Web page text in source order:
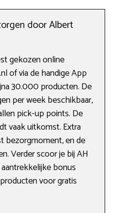
door Albert
gekozen online
of via de handige App
30.000 producten. De
per week beschikbaar,
pick-up points. De
vaak uitkomst. Extra
bezorgmoment, en de
Verder scoor je bij AH
bonus
voor gratis